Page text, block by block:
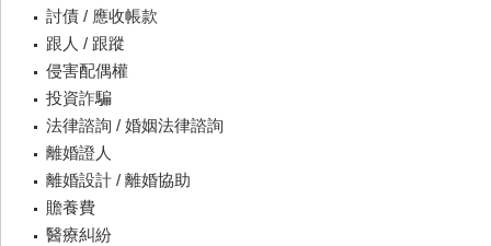
討債 / 應收帳款
跟人 / 跟蹤
侵害配偶權
投資詐騙
法律諮詢 / 婚姻法律諮詢
離婚證人
離婚設計 / 離婚協助
贍養費
醫療糾紛